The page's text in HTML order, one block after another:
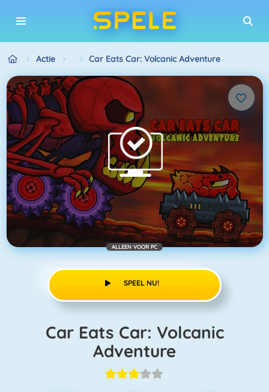
Actie Car Eats Car: Volcanic Adventure
ALLEEN VOOR PC
SPEEL NU!
Car Eats Car: Volcanic
Adventure